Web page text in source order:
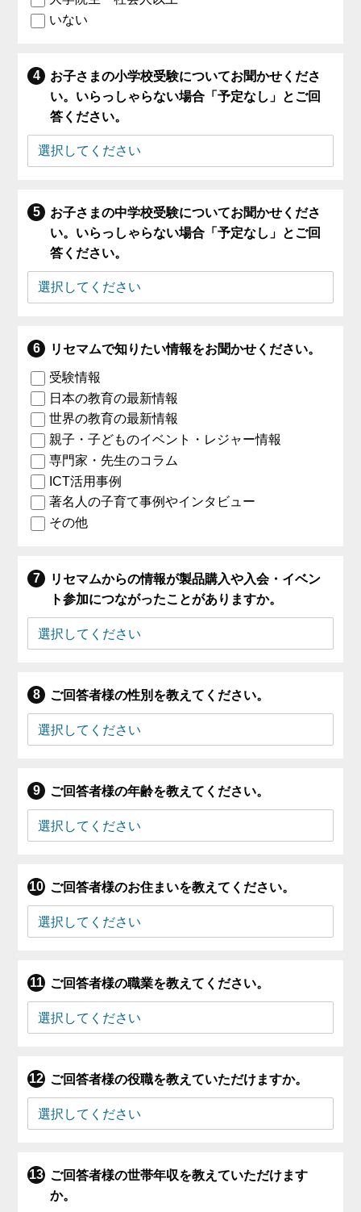
いない
お子さまの小学校受験についてお聞かせくださ
い。いらっしゃらない場合「予定なし」とご回
答ください。
お子さまの中学校受験についてお聞かせくださ
い。いらっしゃらない場合「予定なし」とご回
答ください。
リセマムで知りたい情報をお聞かせください。
受験情報
日本の教育の最新情報
世界の教育の最新情報
親子・子どものイベント・レジャー情報
専門家・先生のコラム
ICT活用事例
著名人の子育て事例やインタビュー
その他
リセマムからの情報が製品購入や入会・イベン
ト参加につながったことがありますか。
ご回答者様の性別を教えてください。
ご回答者様の年齢を教えてください。
ご回答者様のお住まいを教えてください。
ご回答者様の職業を教えてください。
ご回答者様の役職を教えていただけますか。
ご回答者様の世帯年収を教えていただけます
か。